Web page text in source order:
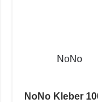
NoNo
NoNo Kleber